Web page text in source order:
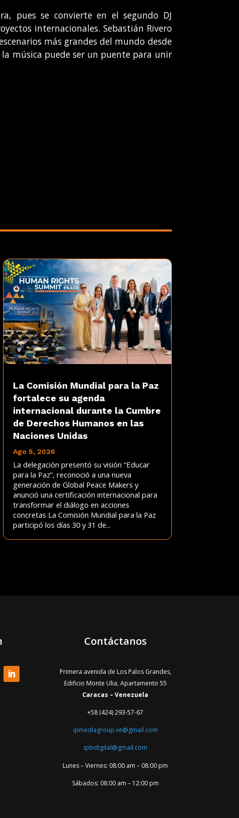
pues se convierte en el segundo DJ
internacionales. Sebastián Rivero
más grandes del mundo desde
música puede ser un puente para unir
La Comisión Mundial para la Paz
fortalece su agenda
internacional durante la Cumbre
de Derechos Humanos en las
Naciones Unidas
Ago 5, 2026
La delegación presentó su visión “Educar
para la Paz”, reconoció a una nueva
generación de Global Peace Makers y
anunció una certificación internacional para
transformar el diálogo en acciones
concretas La Comisión Mundial para la Paz
participó los días 30 y 31 de...
Contáctanos
Primera avenida de Los Palos Grandes,
Edificio Monte Ulia, Apartamento 55
Caracas – Venezuela
+58 (424) 293-57-67
ipmediagroup.ve@gmail.com
iptvdigital@gmail.com
Lunes – Viernes: 08:00 am – 08:00 pm
Sábados: 08:00 am – 12:00 pm